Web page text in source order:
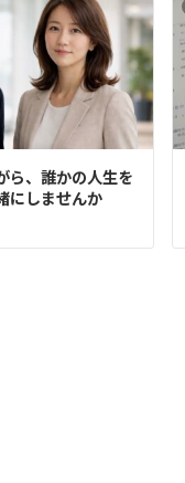
ら、誰かの人生を
にしませんか